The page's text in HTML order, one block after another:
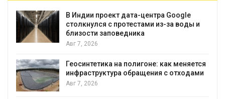
В Индии проект дата-центра Google
столкнулся с протестами из-за воды и
близости заповедника
Авг 7, 2026
Геосинтетика на полигоне: как меняется
инфраструктура обращения с отходами
Авг 7, 2026